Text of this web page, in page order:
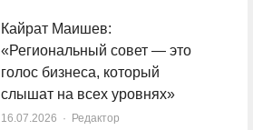
Кайрат Маишев:
«Региональный совет — это
голос бизнеса, который
слышат на всех уровнях»
16.07.2026 Author
Редактор